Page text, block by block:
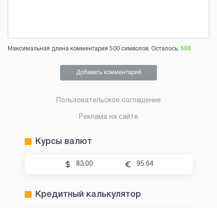
Максимальная длина комментария 500 символов. Осталось: 500
Добавить комментарий
Пользовательское соглашение
Реклама на сайте
Курсы валют
83.00 95.64
Кредитный калькулятор